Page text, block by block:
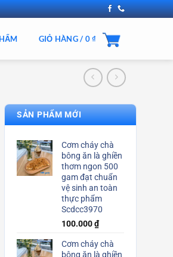
GIỎ HÀNG / 0₫
SẢN PHẨM MỚI
Cơm cháy chà
bông ăn là ghiền
thơm ngon 500
gam đạt chuẩn
vệ sinh an toàn
thực phẩm
Scdcc3970
100.000₫
Cơm cháy chà
bông ăn là ghiền